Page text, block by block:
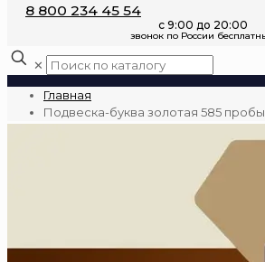
8 800 234 45 54
✕
Главная
Подвеска-буква золотая 585 пробы